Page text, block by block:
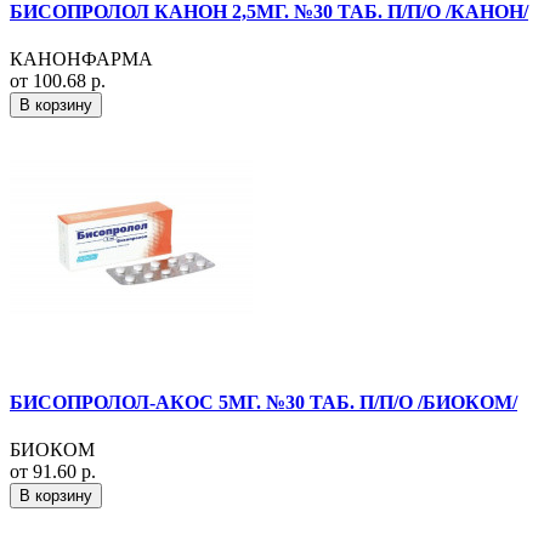
БИСОПРОЛОЛ КАНОН 2,5МГ. №30 ТАБ. П/П/О /КАНОН/
КАНОНФАРМА
от 100.68 р.
В корзину
БИСОПРОЛОЛ-АКОС 5МГ. №30 ТАБ. П/П/О /БИОКОМ/
БИОКОМ
от 91.60 р.
В корзину